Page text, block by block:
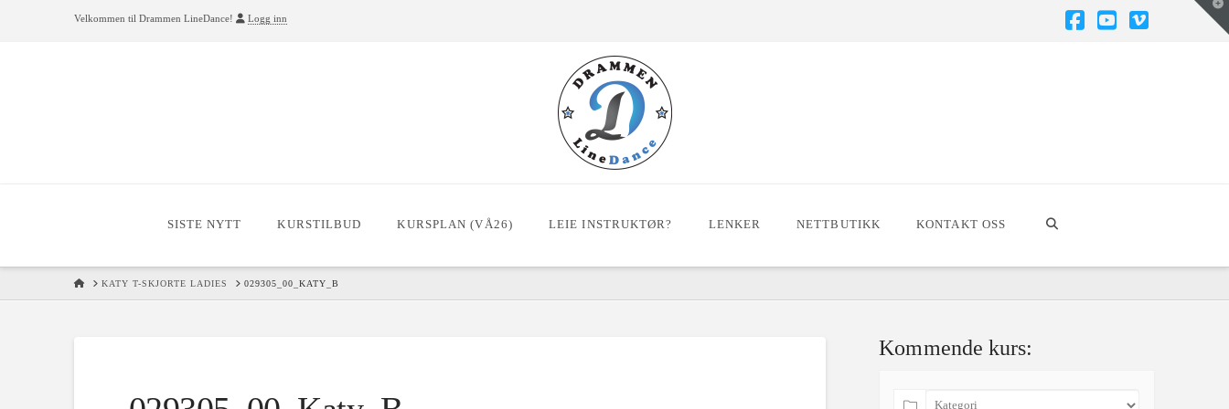
Velkommen til Drammen LineDance! Logg inn
SISTE NYTT KURSTILBUD KURSPLAN (VÅ26) LEIE INSTRUKTØR? LENKER NETTBUTIKK KONTAKT OSS
HOMEKATY T-SKJORTE LADIES 029305_00_KATY_B
Kommende kurs: